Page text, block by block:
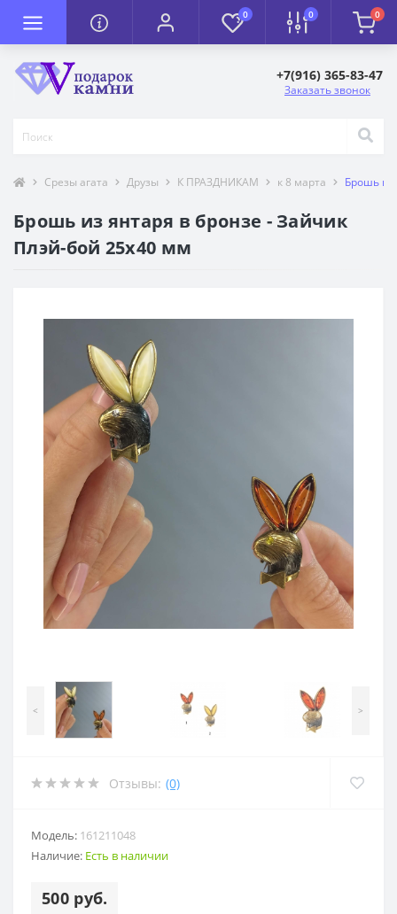
0 0 0
+7(916) 365-83-47
Заказать звонок
Срезы агата Друзы К ПРАЗДНИКАМ к 8 марта Брошь из
Брошь из янтаря в бронзе - Зайчик
Плэй-бой 25х40 мм
< >
Отзывы: (0)
Модель: 161211048
Наличие: Есть в наличии
500 руб.